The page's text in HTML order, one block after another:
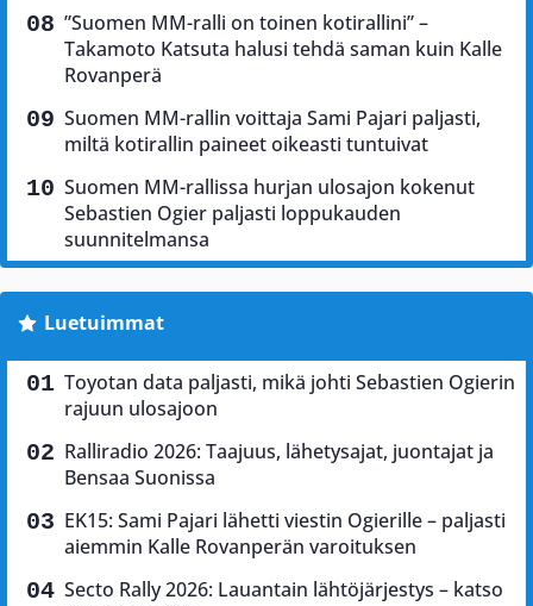
”Suomen MM-ralli on toinen kotirallini” –
Takamoto Katsuta halusi tehdä saman kuin Kalle
Rovanperä
Suomen MM-rallin voittaja Sami Pajari paljasti,
miltä kotirallin paineet oikeasti tuntuivat
Suomen MM-rallissa hurjan ulosajon kokenut
Sebastien Ogier paljasti loppukauden
suunnitelmansa
Luetuimmat
Toyotan data paljasti, mikä johti Sebastien Ogierin
rajuun ulosajoon
Ralliradio 2026: Taajuus, lähetysajat, juontajat ja
Bensaa Suonissa
EK15: Sami Pajari lähetti viestin Ogierille – paljasti
aiemmin Kalle Rovanperän varoituksen
Secto Rally 2026: Lauantain lähtöjärjestys – katso